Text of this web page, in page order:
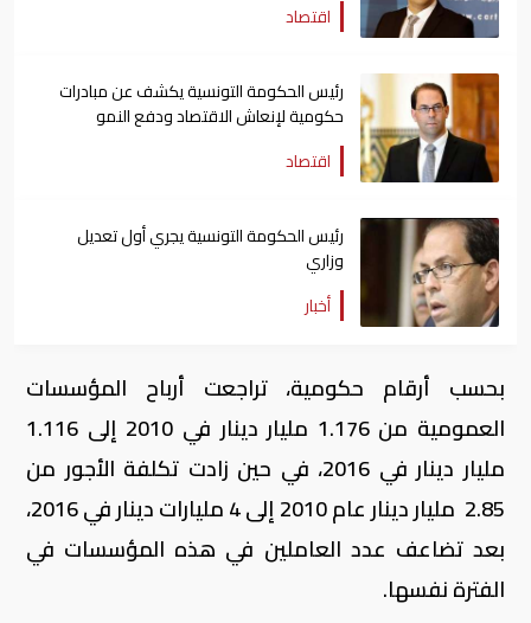
اقتصاد
رئيس الحكومة التونسية يكشف عن مبادرات
حكومية لإنعاش الاقتصاد ودفع النمو
اقتصاد
رئيس الحكومة التونسية يجري أول تعديل
وزاري
أخبار
بحسب أرقام حكومية، تراجعت أرباح المؤسسات
العمومية من 1.176 مليار دينار في 2010 إلى 1.116
مليار دينار في 2016، في حين زادت تكلفة الأجور من
2.85 مليار دينار عام 2010 إلى 4 مليارات دينار في 2016،
بعد تضاعف عدد العاملين في هذه المؤسسات في
الفترة نفسها.